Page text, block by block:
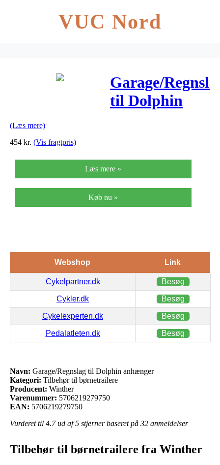
VUC Nord
Garage/
til Dolphin
(Læs mere)
454 kr. (Vis fragtpris)
Læs mere »
Køb nu »
Webshop Link
Cykelpartner.dk Besøg
Cykler.dk Besøg
Cykelexperten.dk Besøg
Pedalatleten.dk Besøg
Navn: Garage/Regnslag til Dolphin anhænger
Kategori: Tilbehør til børnetrailere
Producent: Winther
Varenummer: 5706219279750
EAN: 5706219279750
Vurderet til 4.7ud af 5 stjerner baseret på 32 anmeldelser
Tilbehør til børnetrailere fra Winther